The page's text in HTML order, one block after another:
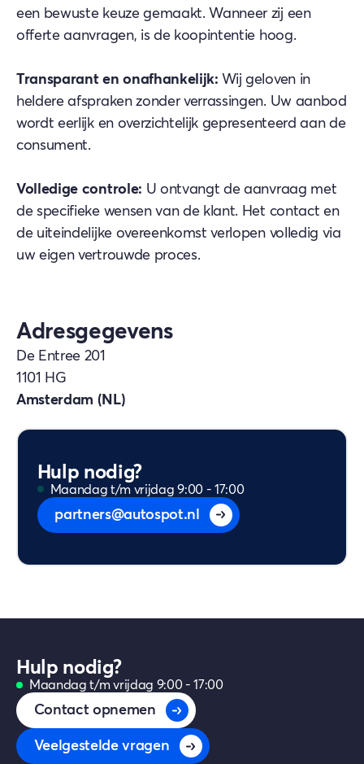
een bewuste keuze gemaakt. Wanneer zij een
offerte aanvragen, is de koopintentie hoog.
Transparant en onafhankelijk: Wij geloven in
heldere afspraken zonder verrassingen. Uw aanbod
wordt eerlijk en overzichtelijk gepresenteerd aan de
consument.
Volledige controle: U ontvangt de aanvraag met
de specifieke wensen van de klant. Het contact en
de uiteindelijke overeenkomst verlopen volledig via
uw eigen vertrouwde proces.
Adresgegevens
De Entree 201
1101 HG
Amsterdam (NL)
Hulp nodig?
Maandag t/m vrijdag 9:00 - 17:00
partners@autospot.nl
Hulp nodig?
Maandag t/m vrijdag 9:00 - 17:00
Contact opnemen
Veelgestelde vragen